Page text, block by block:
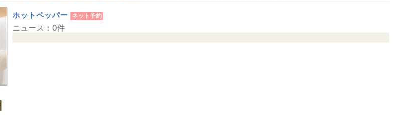
ホットペッパー ネット予約
ニュース：0件